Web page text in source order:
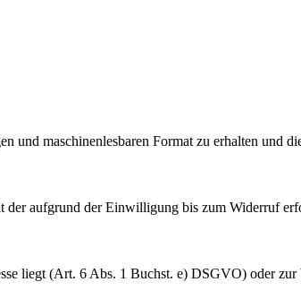
und maschinenlesbaren Format zu erhalten und
aufgrund der Einwilligung bis zum Widerruf
liegt (Art. 6 Abs. 1 Buchst. e) DSGVO) oder zur